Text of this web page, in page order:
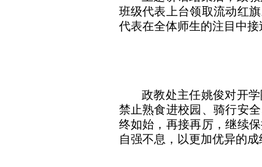
班级代表上台领取流动红
代表在全体师生的注目中接
政教处主任姚俊对开
禁止熟食进校园、骑行安
终如始，再接再厉，继续
自强不息，以更加优异的成